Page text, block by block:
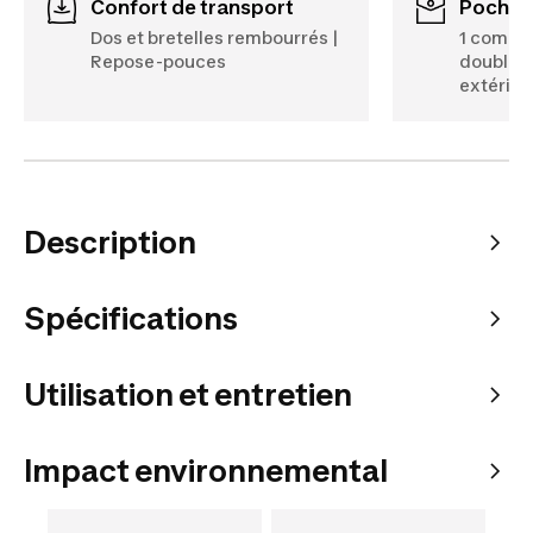
Confort de transport
Dos et bretelles rembourrés |
Repose-pouces
Poches
1
double
Description
Spécifications
Utilisation et entretien
Impact environnemental